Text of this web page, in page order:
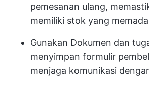
pemesanan ulang,
memiliki stok yang
Gunakan Dokumen dan
menyimpan formulir
menjaga komunikasi